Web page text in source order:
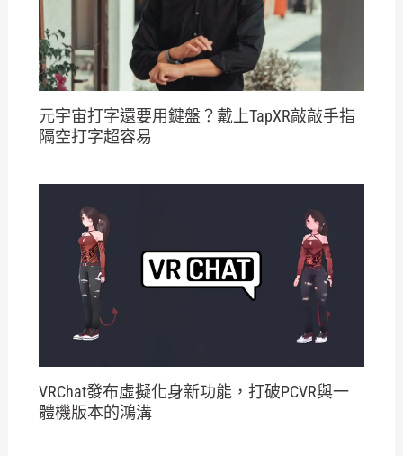
元宇宙打字還要用鍵盤？戴上TapXR敲敲手指
隔空打字超容易
VRChat發布虛擬化身新功能，打破PCVR與一
體機版本的鴻溝